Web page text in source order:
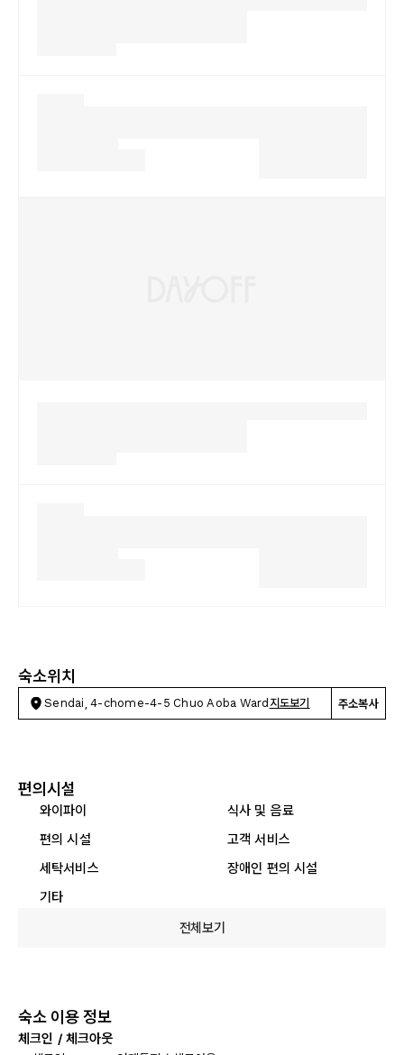
숙소위치
Sendai, 4-chome-4-5 Chuo Aoba Ward 지도보기 주소복사
편의시설
와이파이
식사 및 음료
편의 시설
고객 서비스
세탁서비스
장애인 편의 시설
기타
전체보기
숙소 이용 정보
체크인 / 체크아웃